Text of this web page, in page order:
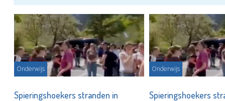
Onderwijs
Spieringshoekers stranden in
Onderwijs
Spieringshoekers